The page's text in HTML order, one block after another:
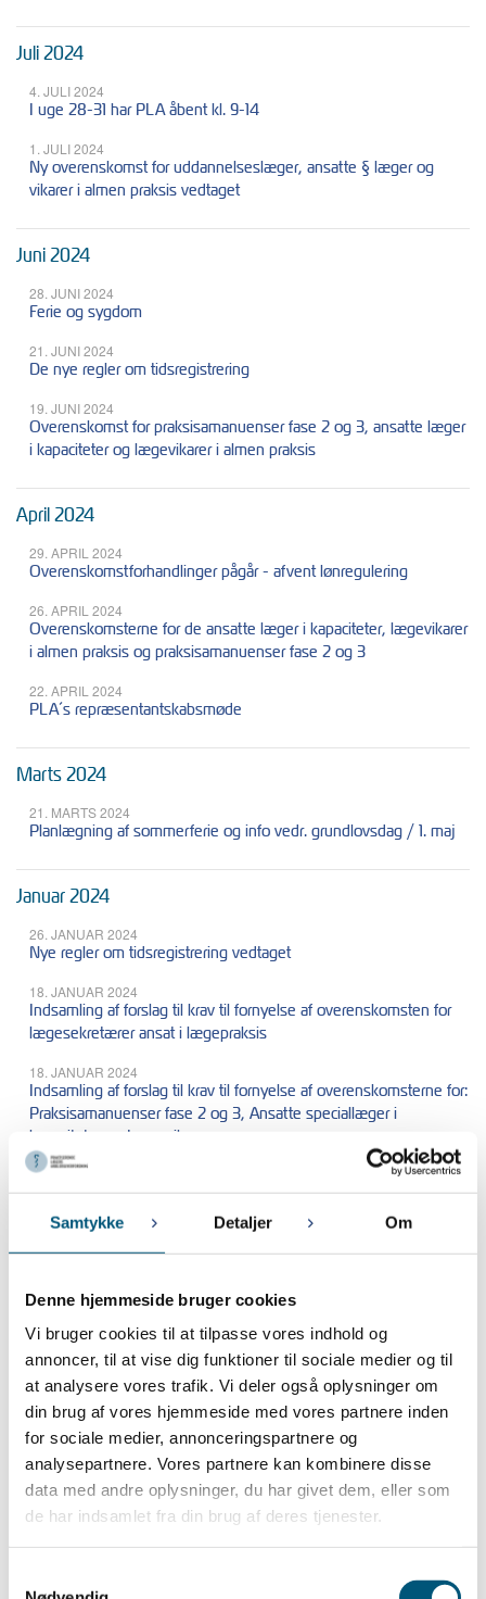
Samtykke Detaljer Om
Denne hjemmeside bruger cookies
Vi bruger cookies til at tilpasse vores indhold og
annoncer, til at vise dig funktioner til sociale medier og til
at analysere vores trafik. Vi deler også oplysninger om
din brug af vores hjemmeside med vores partnere inden
for sociale medier, annonceringspartnere og
analysepartnere. Vores partnere kan kombinere disse
data med andre oplysninger, du har givet dem, eller som
de har indsamlet fra din brug af deres tjenester.
Juli 2024
4. JULI 2024
I uge 28-31 har PLA åbent kl. 9-14
1. JULI 2024
Ny overenskomst for uddannelseslæger, ansatte § læger og
vikarer i almen praksis vedtaget
Juni 2024
28. JUNI 2024
Ferie og sygdom
21. JUNI 2024
De nye regler om tidsregistrering
19. JUNI 2024
Overenskomst for praksisamanuenser fase 2 og 3, ansatte læger
i kapaciteter og lægevikarer i almen praksis
April 2024
29. APRIL 2024
Overenskomstforhandlinger pågår - afvent lønregulering
26. APRIL 2024
Overenskomsterne for de ansatte læger i kapaciteter, lægevikarer
i almen praksis og praksisamanuenser fase 2 og 3
22. APRIL 2024
PLA´s repræsentantskabsmøde
Marts 2024
21. MARTS 2024
Planlægning af sommerferie og info vedr. grundlovsdag / 1. maj
Januar 2024
26. JANUAR 2024
Nye regler om tidsregistrering vedtaget
18. JANUAR 2024
Indsamling af forslag til krav til fornyelse af overenskomsten for
lægesekretærer ansat i lægepraksis
18. JANUAR 2024
Indsamling af forslag til krav til fornyelse af overenskomsterne for:
Praksisamanuenser fase 2 og 3, Ansatte speciallæger i
kapaciteter og Lægevikarer
5. JANUAR 2024
Snevejr og manglende fremmøde
December 2023
14. DECEMBER 2023
Præcisering vedr. afskaffelsen af store bededag
13. DECEMBER 2023
Afskaffelse af store bededag
November 2023
9. NOVEMBER 2023
Pligt til registrering af arbejdstid er udskudt til den 1. juli 2024
PLA’s repræsentantskabsmøde